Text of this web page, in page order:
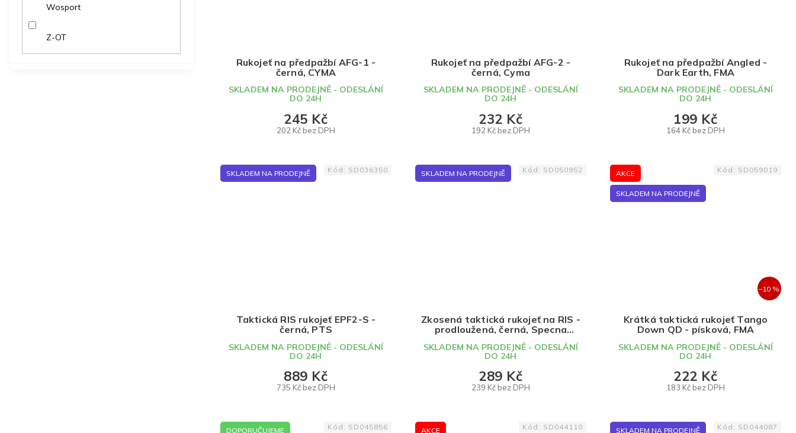
Wosport
Z-OT
Rukojeť na předpažbí AFG-1 -
černá, CYMA
SKLADEM NA PRODEJNĚ - ODESLÁNÍ
DO 24H
202 Kč bez DPH
245 Kč
Rukojeť na předpažbí AFG-2 -
černá, Cyma
SKLADEM NA PRODEJNĚ - ODESLÁNÍ
DO 24H
192 Kč bez DPH
232 Kč
Rukojeť na předpažbí Angled -
Dark Earth, FMA
SKLADEM NA PRODEJNĚ - ODESLÁNÍ
DO 24H
164 Kč bez DPH
199 Kč
SKLADEM NA PRODEJNĚ
Taktická RIS rukojeť EPF2-S -
černá, PTS
SKLADEM NA PRODEJNĚ - ODESLÁNÍ
DO 24H
735 Kč bez DPH
889 Kč
Kód: SD036350 SKLADEM NA PRODEJNĚ
Zkosená taktická rukojeť na RIS -
prodloužená, černá, Specna
SKLADEM NA PRODEJNĚ - ODESLÁNÍ
DO 24H
239 Kč bez DPH
289 Kč
Kód: SD050952 AKCE
SKLADEM NA PRODEJNĚ
–10 %
Krátká taktická rukojeť Tango
Down QD - písková, FMA
SKLADEM NA PRODEJNĚ - ODESLÁNÍ
DO 24H
183 Kč bez DPH
222 Kč
Kód: SD059019
DOPORUČUJEME Kód: SD045856 AKCE Kód: SD044110 SKLADEM NA PRODEJNĚ Kód: SD044087